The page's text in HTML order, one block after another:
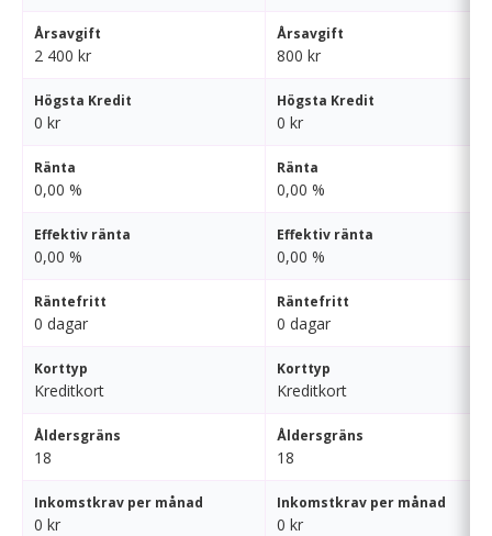
Årsavgift
2 400 kr
Årsavgift
800 kr
Högsta Kredit
0 kr
Högsta Kredit
0 kr
Ränta
0,00 %
Ränta
0,00 %
Effektiv ränta
0,00 %
Effektiv ränta
0,00 %
Räntefritt
0 dagar
Räntefritt
0 dagar
Korttyp
Kreditkort
Korttyp
Kreditkort
Åldersgräns
18
Åldersgräns
18
Inkomstkrav per månad
0 kr
Inkomstkrav per månad
0 kr